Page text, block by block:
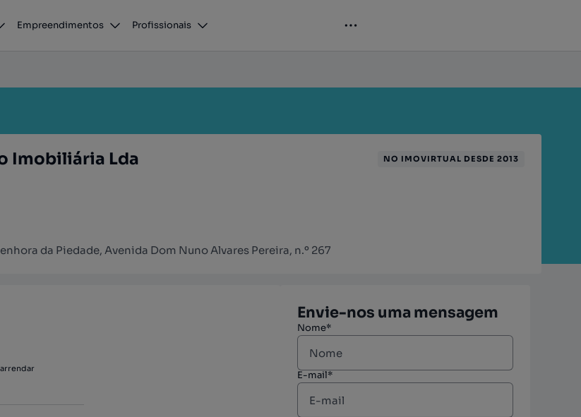
Empreendimentos Profissionais
Imobiliária Lda
da Piedade, Avenida Dom Nuno Alvares Pereira, n.º 267
NO IMOVIRTUAL DESDE 2013
Envie-nos uma mensagem
Nome*
E-mail*